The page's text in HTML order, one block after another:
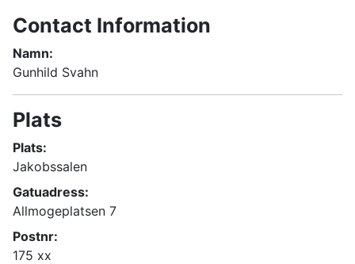
Contact Information
Namn:
Gunhild Svahn
Plats
Plats:
Jakobssalen
Gatuadress:
Allmogeplatsen 7
Postnr:
175 xx